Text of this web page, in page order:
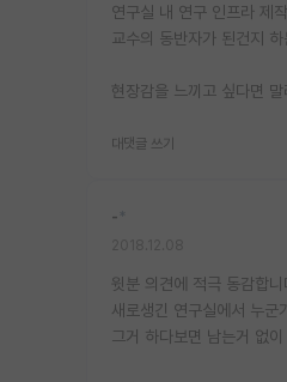
연구실 내 연구 인프라 제
교수의 동반자가 된건지 하
현장감을 느끼고 싶다면
대댓글 쓰기
-
윗분 의견에 적극 동감합니
새로생긴 연구실에서 누군
그거 하다보면 남는거 없